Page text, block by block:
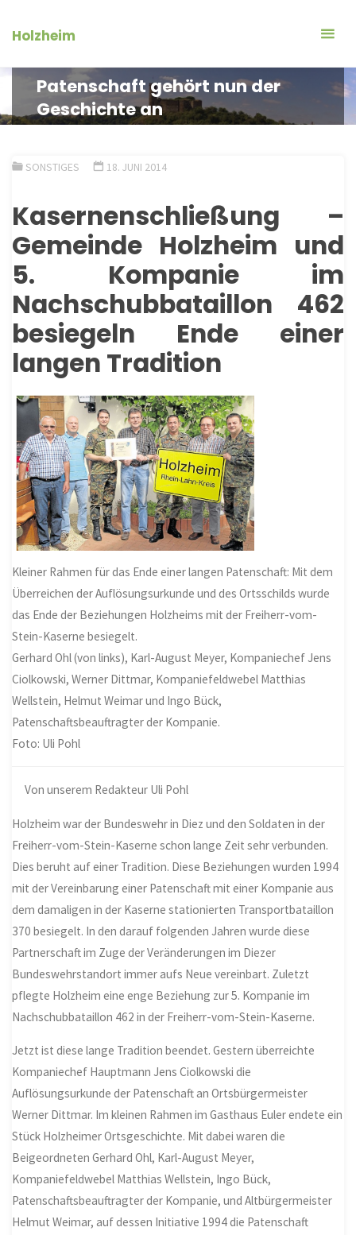
InhaltHolzheim
Patenschaft gehört nun der
Geschichte an
SONSTIGES 18. JUNI 2014
Kasernenschließung –
Gemeinde Holzheim und
5. Kompanie im
Nachschubbataillon 462
besiegeln Ende einer
langen Tradition
Kleiner Rahmen für das Ende einer langen Patenschaft: Mit dem
Überreichen der Auflösungsurkunde und des Ortsschilds wurde
das Ende der Beziehungen Holzheims mit der Freiherr-vom-
Stein-Kaserne besiegelt.
Gerhard Ohl (von links), Karl-August Meyer, Kompaniechef Jens
Ciolkowski, Werner Dittmar, Kompaniefeldwebel Matthias
Wellstein, Helmut Weimar und Ingo Bück,
Patenschaftsbeauftragter der Kompanie.
Foto: Uli Pohl
Von unserem Redakteur Uli Pohl
Holzheim war der Bundeswehr in Diez und den Soldaten in der
Freiherr-vom-Stein-Kaserne schon lange Zeit sehr verbunden.
Dies beruht auf einer Tradition. Diese Beziehungen wurden 1994
mit der Vereinbarung einer Patenschaft mit einer Kompanie aus
dem damaligen in der Kaserne stationierten Transportbataillon
370 besiegelt. In den darauf folgenden Jahren wurde diese
Partnerschaft im Zuge der Veränderungen im Diezer
Bundeswehrstandort immer aufs Neue vereinbart. Zuletzt
pflegte Holzheim eine enge Beziehung zur 5. Kompanie im
Nachschubbataillon 462 in der Freiherr-vom-Stein-Kaserne.
Jetzt ist diese lange Tradition beendet. Gestern überreichte
Kompaniechef Hauptmann Jens Ciolkowski die
Auflösungsurkunde der Patenschaft an Ortsbürgermeister
Werner Dittmar. Im kleinen Rahmen im Gasthaus Euler endete ein
Stück Holzheimer Ortsgeschichte. Mit dabei waren die
Beigeordneten Gerhard Ohl, Karl-August Meyer,
Kompaniefeldwebel Matthias Wellstein, Ingo Bück,
Patenschaftsbeauftragter der Kompanie, und Altbürgermeister
Helmut Weimar, auf dessen Initiative 1994 die Patenschaft